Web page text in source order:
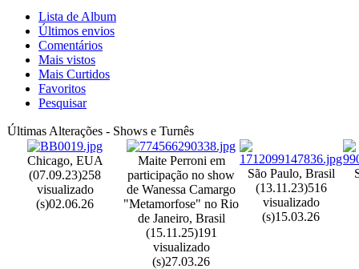
Lista de Album
Últimos envios
Comentários
Mais vistos
Mais Curtidos
Favoritos
Pesquisar
Últimas Alterações - Shows e Turnês
Chicago, EUA
(07.09.23)258
visualizado
(s)02.06.26
Maite Perroni em
participação no show
de Wanessa Camargo
"Metamorfose" no Rio
de Janeiro, Brasil
(15.11.25)191
visualizado
(s)27.03.26
São Paulo, Brasil
(13.11.23)516
visualizado
(s)15.03.26